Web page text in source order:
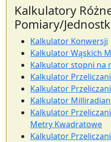
Kalkulatory
Pomiary/
Kalkulator Konwersji
Kalkulator Wąskich
Kalkulator stopni na
Kalkulator
Kalkulator
Kalkulator
Kalkulator
Metry Kwadratowe
Kalkulator